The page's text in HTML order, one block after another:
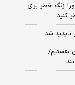
زنگ خطر برای
کنید
هستیم/